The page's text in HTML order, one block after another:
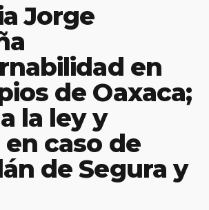
Jorge
en
de Oaxaca;
la ley y
caso de
de Segura y